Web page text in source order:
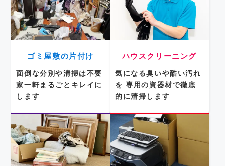
ゴミ屋敷の片付け
面倒な分別や清掃は不要
家一軒まるごとキレイに
します
ハウスクリーニング
気になる臭いや酷い汚れ
を 専用の資器材で徹底
的に清掃します